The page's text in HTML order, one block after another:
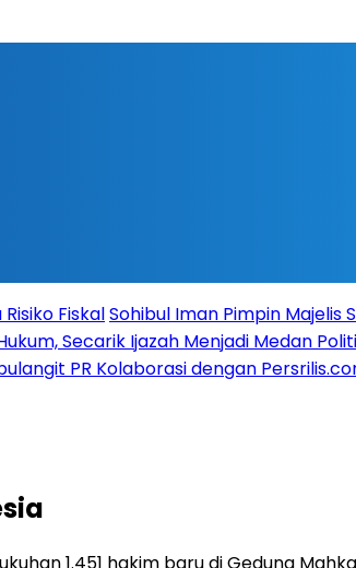
FiskalSohibul Iman Pimpin Majelis
Secarik Ijazah Menjadi Medan
PR Kolaborasi dengan